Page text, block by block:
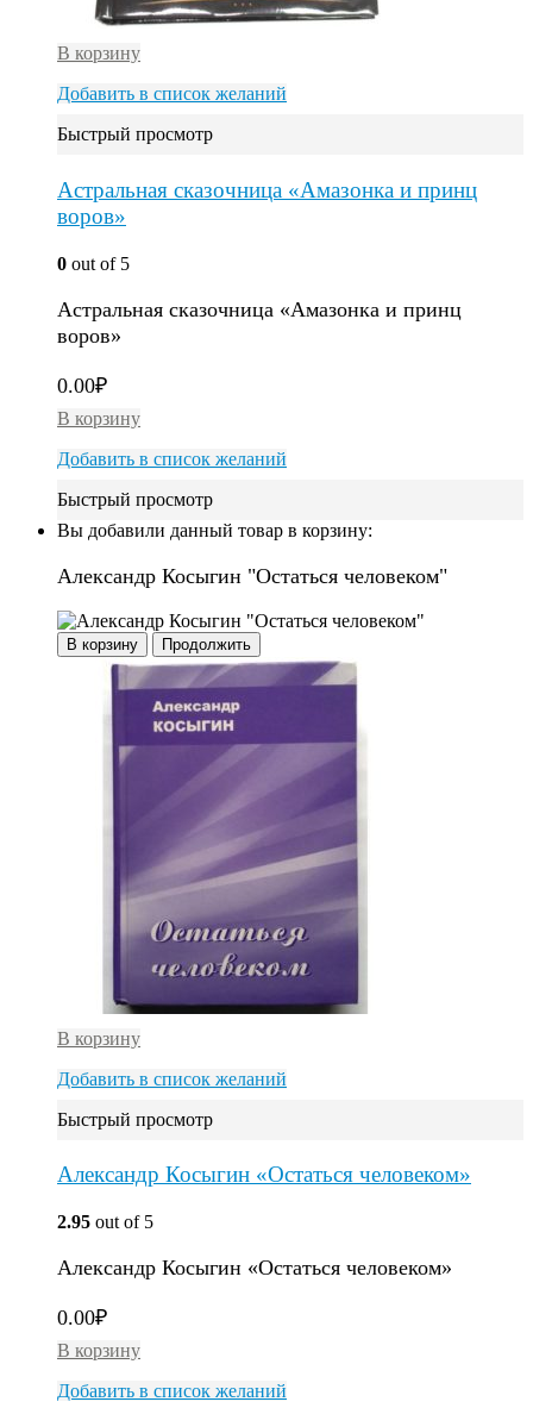
В корзину
Добавить в список желаний
Быстрый просмотр
Астральная сказочница «Амазонка и принц
воров»
0 out of 5
Астральная сказочница «Амазонка и принц
воров»
0.00₽
В корзину
Добавить в список желаний
Быстрый просмотр
Вы добавили данный товар в корзину:
Александр Косыгин "Остаться человеком"
В корзину Продолжить
В корзину
Добавить в список желаний
Быстрый просмотр
Александр Косыгин «Остаться человеком»
2.95 out of 5
Александр Косыгин «Остаться человеком»
0.00₽
В корзину
Добавить в список желаний